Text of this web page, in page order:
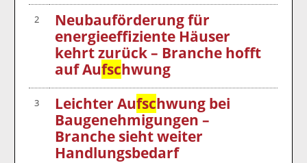
2
Neubauförderung für
energieeffiziente Häuser
kehrt zurück – Branche hofft
auf Aufschwung
3 Leichter Aufschwung bei
Baugenehmigungen –
Branche sieht weiter
Handlungsbedarf